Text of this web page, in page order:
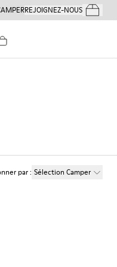
REJOIGNEZ-NOUSMes
par: Sélection Camper